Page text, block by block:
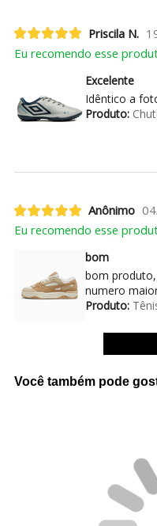
Priscila N.
Eu recomendo esse
Excelente
Idêntico a
Produto:
Anônimo
Eu recomendo esse
bom
bom
numero
Produto:
Você também pode